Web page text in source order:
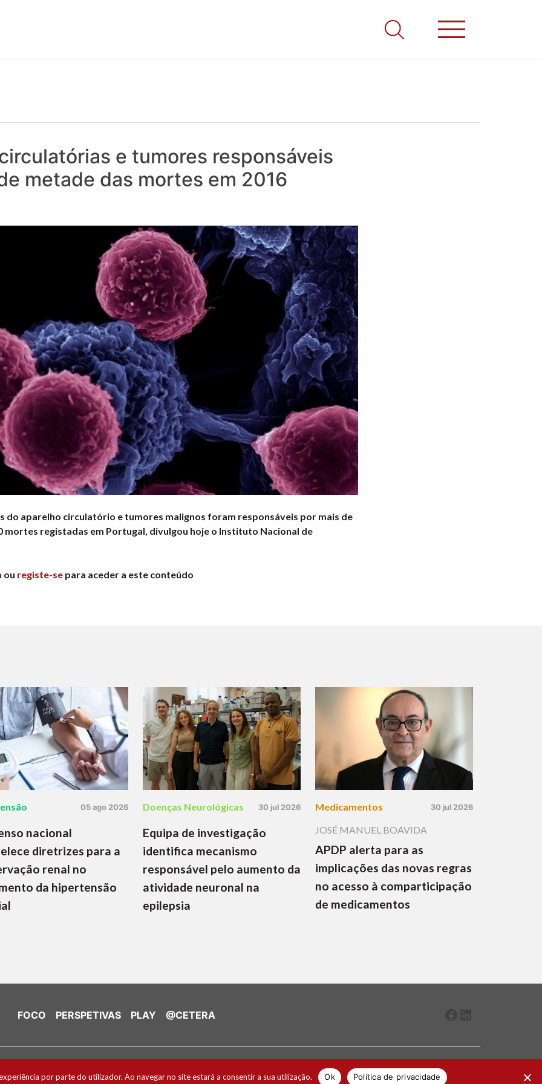
realmente contam! Tudo o que se passa na Saúde!
e tumores responsáveis
metade das mortes em 2016
do aparelho circulatório e tumores malignos foram responsáveis por mais de
mortes registadas em Portugal, divulgou hoje o Instituto Nacional de
ou registe-se para aceder a este conteúdo
05 ago 2026
nacional
diretrizes para a
renal no
da hipertensão
Doenças Neurológicas 30 jul 2026
Equipa de investigação
identifica mecanismo
responsável pelo aumento da
atividade neuronal na
epilepsia
Medicamentos 30 jul 2026
JOSÉ MANUEL BOAVIDA
APDP alerta para as
implicações das novas regras
no acesso à comparticipação
de medicamentos
FOCO PERSPETIVAS PLAY @CETERA
por parte do utilizador. Ao navegar no site estará a consentir a sua utilização. Ok Política de privacidade